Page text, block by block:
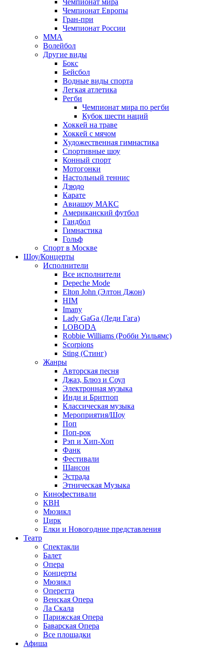
Чемпионат мира
Чемпионат Европы
Гран-при
Чемпионат России
MMA
Волейбол
Другие виды
Бокс
Бейсбол
Водные виды спорта
Легкая атлетика
Регби
Чемпионат мира по регби
Кубок шести наций
Хоккей на траве
Хоккей с мячом
Художественная гимнастика
Спортивные шоу
Конный спорт
Мотогонки
Настольный теннис
Дзюдо
Карате
Авиашоу МАКС
Американский футбол
Гандбол
Гимнастика
Гольф
Спорт в Москве
Шоу/Концерты
Исполнители
Все исполнители
Depeche Mode
Elton John (Элтон Джон)
HIM
Imany
Lady GaGa (Леди Гага)
LOBODA
Robbie Williams (Робби Уильямс)
Scorpions
Sting (Стинг)
Жанры
Авторская песня
Джаз, Блюз и Соул
Электронная музыка
Инди и Бритпоп
Классическая музыка
Мероприятия/Шоу
Поп
Поп-рок
Рэп и Хип-Хоп
Фанк
Фестивали
Шансон
Эстрада
Этническая Музыка
Кинофестивали
КВН
Мюзикл
Цирк
Елки и Новогодние представления
Театр
Спектакли
Балет
Опера
Концерты
Мюзикл
Оперетта
Венская Опера
Ла Скала
Парижская Опера
Баварская Опера
Все площадки
Афиша